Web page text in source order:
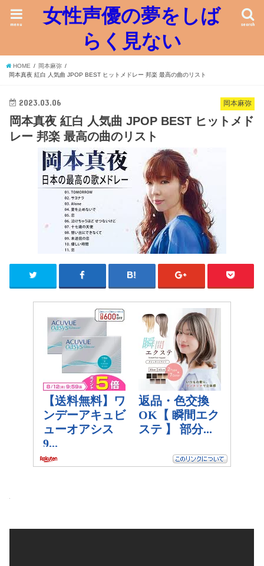
女性声優の夢をしば
らく見ない
search
menu
HOME
岡本麻弥
岡本真夜 紅白 人気曲 JPOP BEST ヒットメドレー 邦楽 最高の曲のリスト
岡本麻弥
2023.03.06
岡本真夜 紅白 人気曲 JPOP BEST ヒットメド
レー 邦楽 最高の曲のリスト